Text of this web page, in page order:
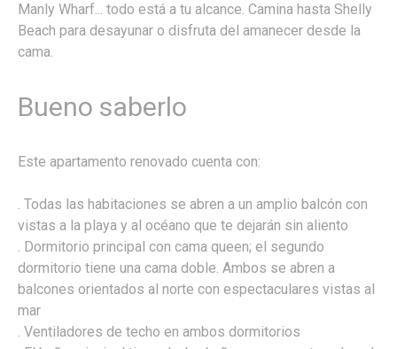
Manly Wharf... todo está a tu alcance. Camina hasta Shelly
Beach para desayunar o disfruta del amanecer desde la
cama.
Bueno saberlo
Este apartamento renovado cuenta con:
. Todas las habitaciones se abren a un amplio balcón con
vistas a la playa y al océano que te dejarán sin aliento
. Dormitorio principal con cama queen; el segundo
dormitorio tiene una cama doble. Ambos se abren a
balcones orientados al norte con espectaculares vistas al
mar
. Ventiladores de techo en ambos dormitorios